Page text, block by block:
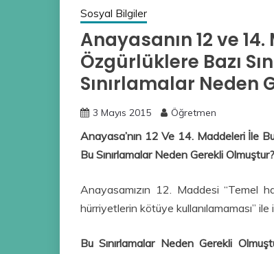
Sosyal Bilgiler
Anayasanın 12 ve
Özgürlüklere Bazı
Sınırlamalar Neden
3 Mayıs 2015 Öğretmen
Anayasa’nın 12 Ve 14. Maddeleri İle
Bu Sınırlamalar Neden Gerekli Olmuştur?
Anayasamızın 12. Maddesi “Temel
hürriyetlerin kötüye kullanılamaması” ile
Bu Sınırlamalar Neden Gerekli